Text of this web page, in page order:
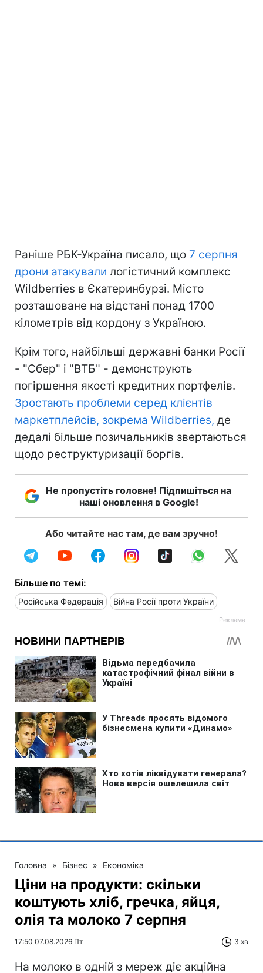
Раніше РБК-Україна писало, що 7 серпня
дрони атакували логістичний комплекс
Wildberries в Єкатеринбурзі. Місто
розташоване на відстані понад 1700
кілометрів від кордону з Україною.
Крім того, найбільші державні банки Росії
- "Сбер" і "ВТБ" - демонструють
погіршення якості кредитних портфелів.
Зростають проблеми серед клієнтів
маркетплейсів, зокрема Wildberries, де
дедалі більше позичальників звертаються
щодо реструктуризації боргів.
Не пропустіть головне! Підпишіться на
наші оновлення в Google!
Або читайте нас там, де вам зручно!
Більше по темі:
Російська Федерація Війна Росії проти України
Головна » Бізнес » Економіка
Ціни на продукти: скільки
коштують хліб, гречка, яйця,
олія та молоко 7 серпня
17:50 07.08.2026 Пт 3 хв
На молоко в одній з мереж діє акційна